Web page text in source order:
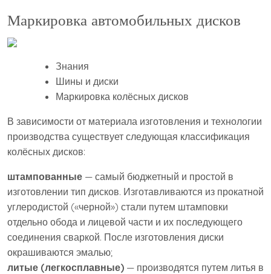
Маркировка автомобильных дисков
Знания
Шины и диски
Маркировка колёсных дисков
В зависимости от материала изготовления и технологии
производства существует следующая классификация
колёсных дисков:
штампованные — самый бюджетный и простой в
изготовлении тип дисков. Изготавливаются из прокатной
углеродистой («черной») стали путем штамповки
отдельно обода и лицевой части и их последующего
соединения сваркой. После изготовления диски
окрашиваются эмалью;
литые (легкосплавные) — производятся путем литья в